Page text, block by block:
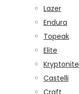
Lazer
Endura
Topeak
Elite
Kryptonite
Castelli
Craft